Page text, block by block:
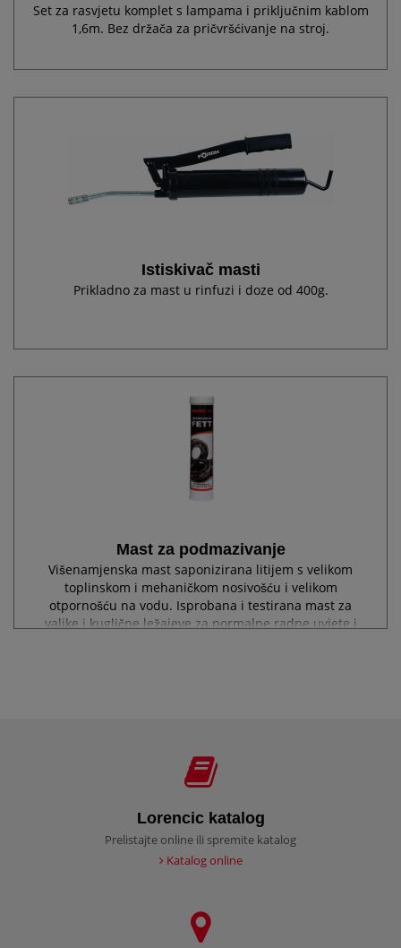
Set za rasvjetu komplet s lampama i priključnim kablom
1,6m. Bez držača za pričvršćivanje na stroj.
Istiskivač masti
Prikladno za mast u rinfuzi i doze od 400g.
Mast za podmazivanje
Višenamjenska mast saponizirana litijem s velikom
toplinskom i mehaničkom nosivošću i velikom
otpornošću na vodu. Isprobana i testirana mast za
valjke i kuglične ležajeve za normalne radne uvjete i
Lorencic katalog
Prelistajte online ili spremite katalog
Katalog online